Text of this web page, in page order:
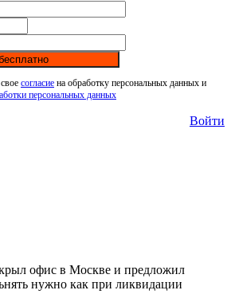
согласие на обработку персональных данных и
персональных данных
Войти
офис в Москве и предложил
нужно как при ликвидации